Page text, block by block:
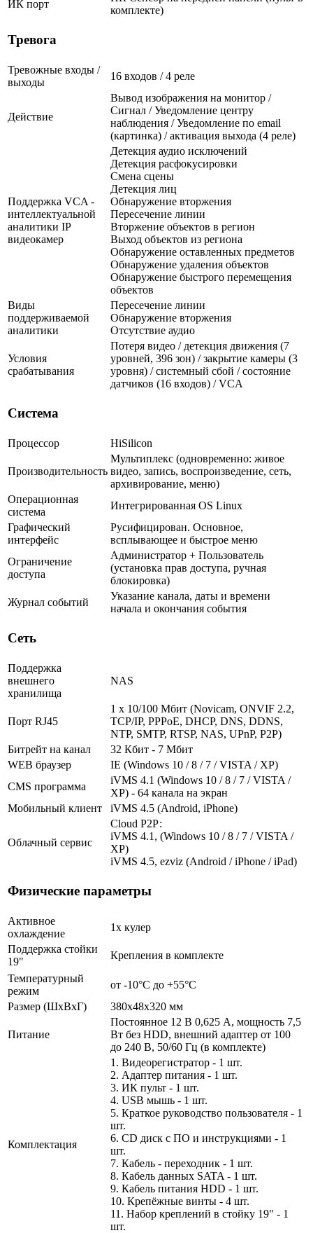
ИК порт
комплекте)
Тревога
Тревожные входы /
выходы
16 входов / 4 реле
Действие
Вывод изображения на монитор /
Сигнал / Уведомление центру
наблюдения / Уведомление по email
(картинка) / активация выхода (4 реле)
Поддержка VCA -
интеллектуальной
аналитики IP
видеокамер
Детекция аудио исключений
Детекция расфокусировки
Смена сцены
Детекция лиц
Обнаружение вторжения
Пересечение линии
Вторжение объектов в регион
Выход объектов из региона
Обнаружение оставленных предметов
Обнаружение удаления объектов
Обнаружение быстрого перемещения
объектов
Виды
поддерживаемой
аналитики
Пересечение линии
Обнаружение вторжения
Отсутствие аудио
Условия
срабатывания
Потеря видео / детекция движения (7
уровней, 396 зон) / закрытие камеры (3
уровня) / системный сбой / состояние
датчиков (16 входов) / VCA
Система
Процессор HiSilicon
Производительность
Мультиплекс (одновременно: живое
видео, запись, воспроизведение, сеть,
архивирование, меню)
Операционная
система
Интегрированная OS Linux
Графический
интерфейс
Русифицирован. Основное,
всплывающее и быстрое меню
Ограничение
доступа
Администратор + Пользователь
(установка прав доступа, ручная
блокировка)
Журнал событий
Указание канала, даты и времени
начала и окончания события
Сеть
Поддержка
внешнего
хранилища
NAS
Порт RJ45
1 x 10/100 Мбит (Novicam, ONVIF 2.2,
TCP/IP, PPPoE, DHCP, DNS, DDNS,
NTP, SMTP, RTSP, NAS, UPnP, P2P)
Битрейт на канал
32 Кбит - 7 Мбит
WEB браузер
IE (Windows 10 / 8 / 7 / VISTA / XP)
CMS программа
iVMS 4.1 (Windows 10 / 8 / 7 / VISTA /
XP) - 64 канала на экран
Мобильный клиент
iVMS 4.5 (Android, iPhone)
Облачный сервис
Cloud Р2Р:
iVMS 4.1, (Windows 10 / 8 / 7 / VISTA /
XP)
iVMS 4.5, ezviz (Android / iPhone / iPad)
Физические параметры
Активное
охлаждение
1х кулер
Поддержка стойки
19"
Крепления в комплекте
Температурный
режим
от -10°C до +55°C
Размер (ШxВxГ)
380x48x320 мм
Питание
Постоянное 12 В 0,625 А, мощность 7,5
Вт без HDD, внешний адаптер от 100
до 240 В, 50/60 Гц (в комплекте)
Комплектация
1. Видеорегистратор - 1 шт.
2. Адаптер питания - 1 шт.
3. ИК пульт - 1 шт.
4. USB мышь - 1 шт.
5. Краткое руководство пользователя - 1
шт.
6. CD диск с ПО и инструкциями - 1
шт.
7. Кабель - переходник - 1 шт.
8. Кабель данных SATA - 1 шт.
9. Кабель питания HDD - 1 шт.
10. Крепёжные винты - 4 шт.
11. Набор креплений в стойку 19" - 1
шт.